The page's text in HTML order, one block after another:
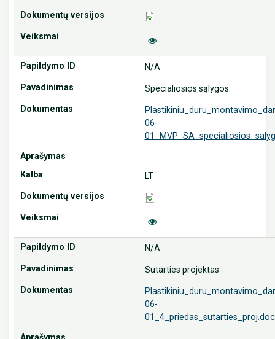
N/A
Specialiosios sąlygos
06-
LT
N/A
Sutarties projektas
06-